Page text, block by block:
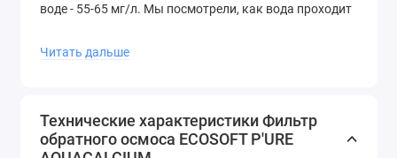
воде - 55-65 мг/л. Мы посмотрели, как вода проходит
процесс в фильтре.
максимально компактно благодаря стойкой
конструкции. Есть возможность вертикального и
Читать дальше
Технические характеристики Фильтр
обратного осмоса ECOSOFT P'URE